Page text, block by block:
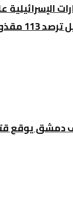
مقذوفاً
دمشق يوقع